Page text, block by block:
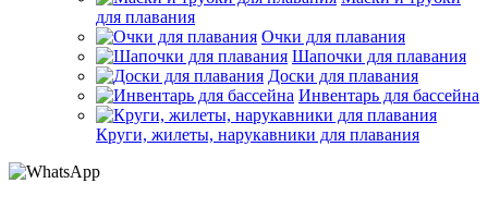
для плавания
Очки для плавания
Шапочки для плавания
Доски для плавания
Инвентарь для бассейна
Круги, жилеты, нарукавники для плавания